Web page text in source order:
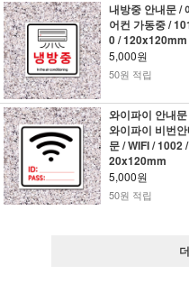
내방중 안내문 /
어컨 가동중 /
0 / 120x120mm
5,000원
50원 적립
와이파이 안내문
와이파이 비번
문 / WIFI / 1002
20x120mm
5,000원
50원 적립